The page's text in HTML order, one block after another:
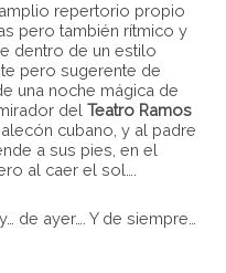
repertorio propio
pero también rítmico y
dentro de un estilo
pero sugerente de
una noche mágica de
del Teatro Ramos
cubano, y al padre
a sus pies, en el
al caer el sol….
de ayer…. Y de siempre…